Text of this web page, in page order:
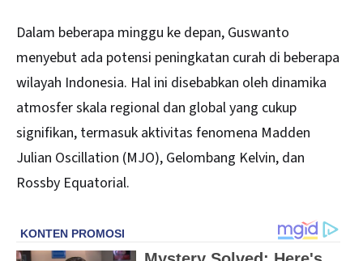
Dalam beberapa minggu ke depan, Guswanto
menyebut ada potensi peningkatan curah di beberapa
wilayah Indonesia. Hal ini disebabkan oleh dinamika
atmosfer skala regional dan global yang cukup
signifikan, termasuk aktivitas fenomena Madden
Julian Oscillation (MJO), Gelombang Kelvin, dan
Rossby Equatorial.